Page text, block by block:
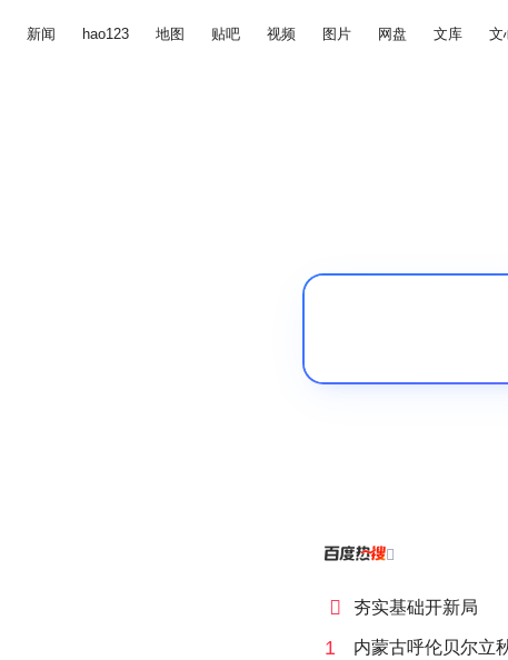
新闻 hao123 地图 贴吧 视频 图片 网盘 文库 文

 夯实基础开新局
1 内蒙古呼伦贝尔立